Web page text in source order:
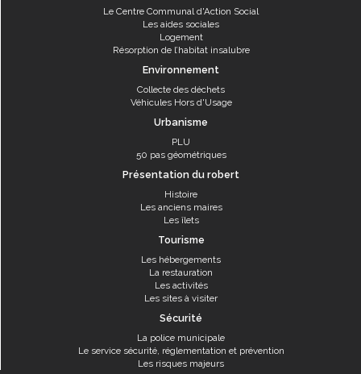
Le Centre Communal d'Action Social
Les aides sociales
Logement
Résorption de l’habitat insalubre
Environnement
Collecte des déchets
Véhicules Hors d'Usage
Urbanisme
PLU
50 pas géométriques
Présentation du robert
Histoire
Les anciens maires
Les îlets
Tourisme
Les hébergements
La restauration
Les activités
Les sites à visiter
Sécurité
La police municipale
Le service sécurité, réglementation et prévention
Les risques majeurs